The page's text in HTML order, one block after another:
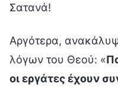
Σατανά!
Αργότερα,
λόγων του Θεού: «
οι εργάτες έχουν